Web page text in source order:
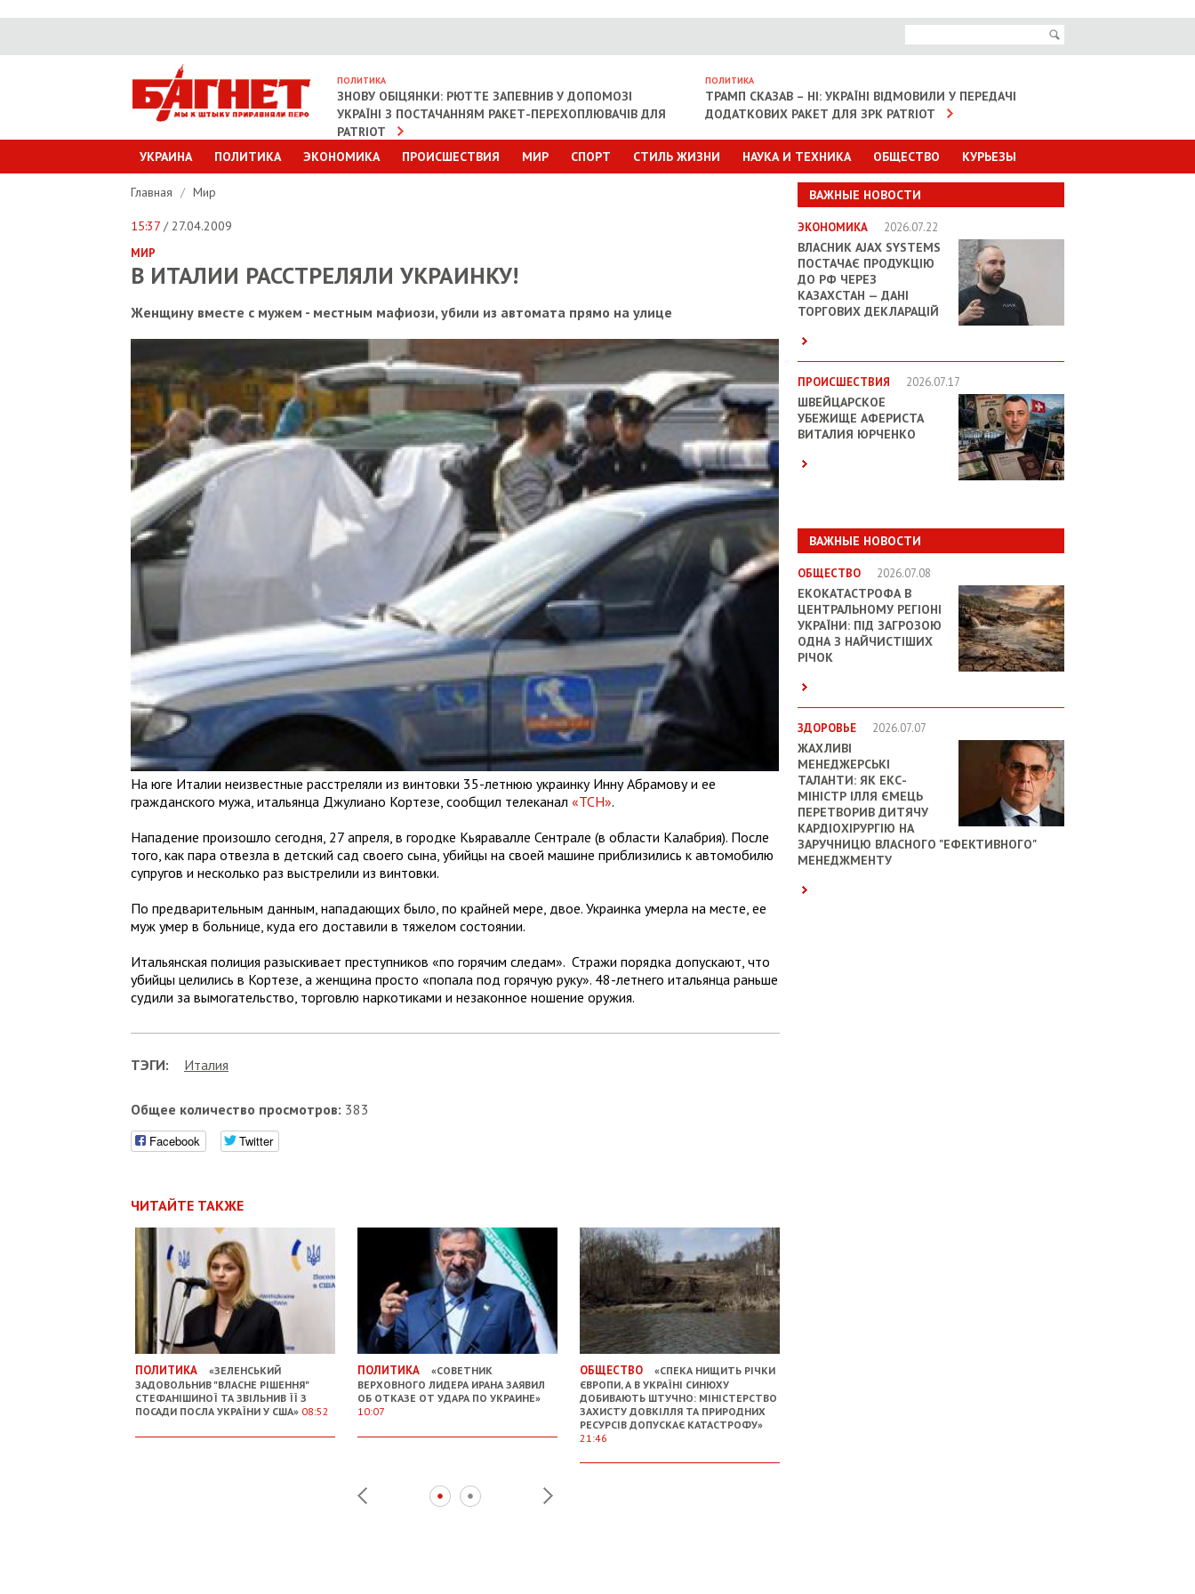
ПОЛИТИКА
ЗНОВУ ОБІЦЯНКИ: РЮТТЕ ЗАПЕВНИВ У ДОПОМОЗІ
УКРАЇНІ З ПОСТАЧАННЯМ РАКЕТ-ПЕРЕХОПЛЮВАЧІВ ДЛЯ
PATRIOT
ПОЛИТИКА
ТРАМП СКАЗАВ – НІ: УКРАЇНІ ВІДМОВИЛИ У ПЕРЕДАЧІ
ДОДАТКОВИХ РАКЕТ ДЛЯ ЗРК PATRIOT
УКРАИНА ПОЛИТИКА ЭКОНОМИКА ПРОИСШЕСТВИЯ МИР СПОРТ СТИЛЬ ЖИЗНИ НАУКА И ТЕХНИКА ОБЩЕСТВО КУРЬЕЗЫ
ВАЖНЫЕ НОВОСТИ
ЭКОНОМИКА 2026.07.22
ВЛАСНИК AJAX SYSTEMS
ПОСТАЧАЄ ПРОДУКЦІЮ
ДО РФ ЧЕРЕЗ
КАЗАХСТАН — ДАНІ
ТОРГОВИХ ДЕКЛАРАЦІЙ
ПРОИСШЕСТВИЯ 2026.07.17
ШВЕЙЦАРСКОЕ
УБЕЖИЩЕ АФЕРИСТА
ВИТАЛИЯ ЮРЧЕНКО
ВАЖНЫЕ НОВОСТИ
ОБЩЕСТВО 2026.07.08
ЕКОКАТАСТРОФА В
ЦЕНТРАЛЬНОМУ РЕГІОНІ
УКРАЇНИ: ПІД ЗАГРОЗОЮ
ОДНА З НАЙЧИСТІШИХ
РІЧОК
ЗДОРОВЬЕ 2026.07.07
ЖАХЛИВІ
МЕНЕДЖЕРСЬКІ
ТАЛАНТИ: ЯК ЕКС-
МІНІСТР ІЛЛЯ ЄМЕЦЬ
ПЕРЕТВОРИВ ДИТЯЧУ
КАРДІОХІРУРГІЮ НА
ЗАРУЧНИЦЮ ВЛАСНОГО "ЕФЕКТИВНОГО"
МЕНЕДЖМЕНТУ
Главная / Мир
15:37 / 27.04.2009
МИР
В ИТАЛИИ РАССТРЕЛЯЛИ УКРАИНКУ!
Женщину вместе с мужем - местным мафиози, убили из автомата прямо на улице
На юге Италии неизвестные расстреляли из винтовки 35-летнюю украинку Инну Абрамову и ее
гражданского мужа, итальянца Джулиано Кортезе, сообщил телеканал «ТСН».
Нападение произошло сегодня, 27 апреля, в городке Кьяравалле Сентрале (в области Калабрия). После
того, как пара отвезла в детский сад своего сына, убийцы на своей машине приблизились к автомобилю
супругов и несколько раз выстрелили из винтовки.
По предварительным данным, нападающих было, по крайней мере, двое. Украинка умерла на месте, ее
муж умер в больнице, куда его доставили в тяжелом состоянии.
Итальянская полиция разыскивает преступников «по горячим следам». Стражи порядка допускают, что
убийцы целились в Кортезе, а женщина просто «попала под горячую руку». 48-летнего итальянца раньше
судили за вымогательство, торговлю наркотиками и незаконное ношение оружия.
ТЭГИ: Италия
Общее количество просмотров: 383
Facebook Twitter
ЧИТАЙТЕ ТАКЖЕ
ПОЛИТИКА
«ЗЕЛЕНСЬКИЙ
ЗАДОВОЛЬНИВ "ВЛАСНЕ РІШЕННЯ"
СТЕФАНІШИНОЇ ТА ЗВІЛЬНИВ ЇЇ З
ПОСАДИ ПОСЛА УКРАЇНИ У США» 08:52
ПОЛИТИКА
«СОВЕТНИК
ВЕРХОВНОГО ЛИДЕРА ИРАНА ЗАЯВИЛ
ОБ ОТКАЗЕ ОТ УДАРА ПО УКРАИНЕ»
10:07
ОБЩЕСТВО
«СПЕКА НИЩИТЬ РІЧКИ
ЄВРОПИ, А В УКРАЇНІ СИНЮХУ
ДОБИВАЮТЬ ШТУЧНО: МІНІСТЕРСТВО
ЗАХИСТУ ДОВКІЛЛЯ ТА ПРИРОДНИХ
РЕСУРСІВ ДОПУСКАЄ КАТАСТРОФУ»
21:46